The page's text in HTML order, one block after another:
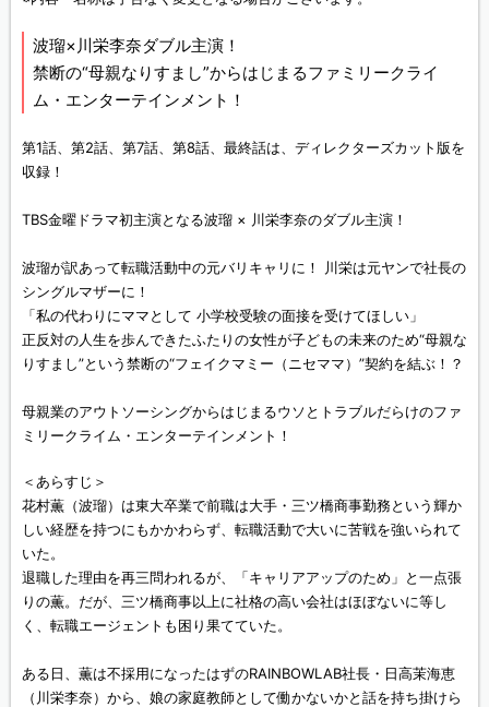
波瑠×川栄李奈ダブル主演！
禁断の“母親なりすまし”からはじまるファミリークライ
ム・エンターテインメント！
第1話、第2話、第7話、第8話、最終話は、ディレクターズカット版を
収録！
TBS金曜ドラマ初主演となる波瑠 × 川栄李奈のダブル主演！
波瑠が訳あって転職活動中の元バリキャリに！ 川栄は元ヤンで社長の
シングルマザーに！
「私の代わりにママとして 小学校受験の面接を受けてほしい」
正反対の人生を歩んできたふたりの女性が子どもの未来のため“母親な
りすまし”という禁断の“フェイクマミー（ニセママ）”契約を結ぶ！？
母親業のアウトソーシングからはじまるウソとトラブルだらけのファ
ミリークライム・エンターテインメント！
＜あらすじ＞
花村薫（波瑠）は東大卒業で前職は大手・三ツ橋商事勤務という輝か
しい経歴を持つにもかかわらず、転職活動で大いに苦戦を強いられて
いた。
退職した理由を再三問われるが、「キャリアアップのため」と一点張
りの薫。だが、三ツ橋商事以上に社格の高い会社はほぼないに等し
く、転職エージェントも困り果てていた。
ある日、薫は不採用になったはずのRAINBOWLAB社長・日高茉海恵
（川栄李奈）から、娘の家庭教師として働かないかと話を持ち掛けら